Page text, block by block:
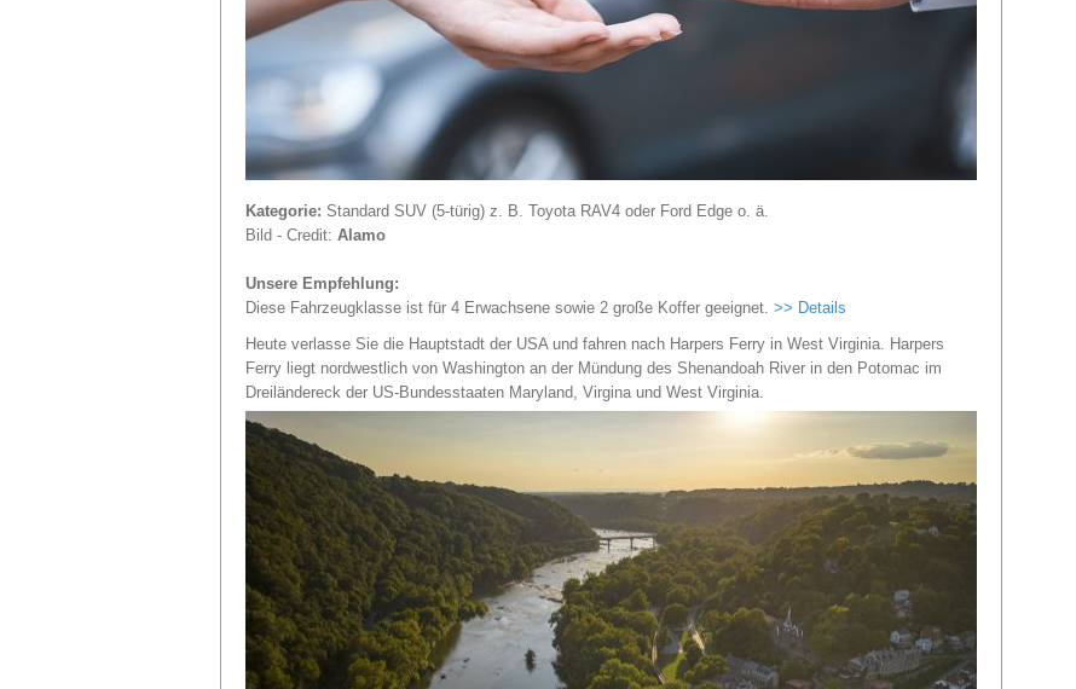
Kategorie: Standard SUV (5-türig) z. B. Toyota RAV4 oder Ford Edge o. ä.
Bild - Credit: Alamo
Unsere Empfehlung:
Diese Fahrzeugklasse ist für 4 Erwachsene sowie 2 große Koffer geeignet. >> Details
Heute verlasse Sie die Hauptstadt der USA und fahren nach Harpers Ferry in West Virginia. Harpers
Ferry liegt nordwestlich von Washington an der Mündung des Shenandoah River in den Potomac im
Dreiländereck der US-Bundesstaaten Maryland, Virgina und West Virginia.